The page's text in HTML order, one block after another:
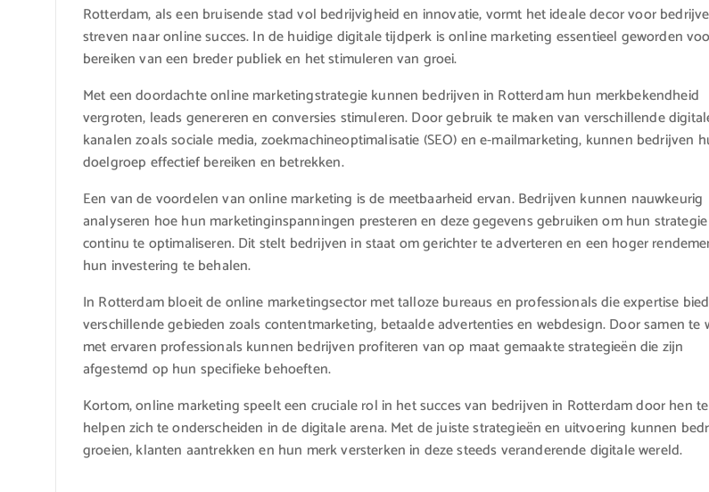
Rotterdam, als een bruisende stad vol bedrijvigheid en innovatie, vormt het ideale decor voor
streven naar online succes. In de huidige digitale tijdperk is online marketing essentieel geworden
bereiken van een breder publiek en het stimuleren van groei.
Met een doordachte online marketingstrategie kunnen bedrijven in Rotterdam hun merkbekendheid
vergroten, leads genereren en conversies stimuleren. Door gebruik te maken van verschillende
kanalen zoals sociale media, zoekmachineoptimalisatie (SEO) en e-mailmarketing, kunnen bedrijven
doelgroep effectief bereiken en betrekken.
Een van de voordelen van online marketing is de meetbaarheid ervan. Bedrijven kunnen nauwkeurig
analyseren hoe hun marketinginspanningen presteren en deze gegevens gebruiken om hun strategie
continu te optimaliseren. Dit stelt bedrijven in staat om gerichter te adverteren en een hoger
hun investering te behalen.
In Rotterdam bloeit de online marketingsector met talloze bureaus en professionals die expertise
verschillende gebieden zoals contentmarketing, betaalde advertenties en webdesign. Door samen te
met ervaren professionals kunnen bedrijven profiteren van op maat gemaakte strategieën die zijn
afgestemd op hun specifieke behoeften.
Kortom, online marketing speelt een cruciale rol in het succes van bedrijven in Rotterdam door hen te
helpen zich te onderscheiden in de digitale arena. Met de juiste strategieën en uitvoering kunnen
groeien, klanten aantrekken en hun merk versterken in deze steeds veranderende digitale wereld.